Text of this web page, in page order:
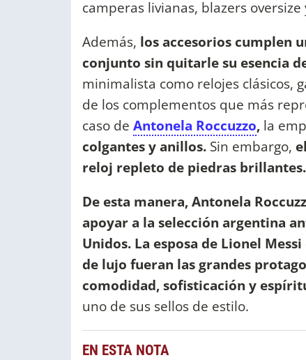
camperas livianas, blazers
Además, los accesorios cumplen
conjunto sin quitarle su esencia
minimalista como relojes clásicos,
de los complementos que más
caso de Antonela Roccuzzo, la
colgantes y anillos. Sin embargo,
reloj repleto de piedras brillantes.
De esta manera, Antonela
apoyar a la selección argentina
Unidos. La esposa de Lionel
de lujo fueran las grandes
comodidad, sofisticación y
uno de sus sellos de estilo.
EN ESTA NOTA